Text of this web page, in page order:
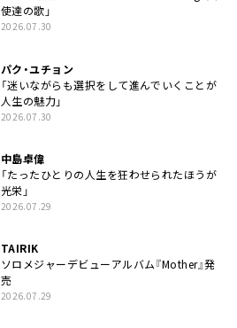
使達の歌」
2026.07.30
パク・ユチョン
「迷いながらも選択をして進んでいくことが
人生の魅力」
2026.07.30
中島卓偉
「たったひとりの人生を狂わせられたほうが
光栄」
2026.07.29
TAIRIK
ソロメジャーデビューアルバム『Mother』発
売
2026.07.29